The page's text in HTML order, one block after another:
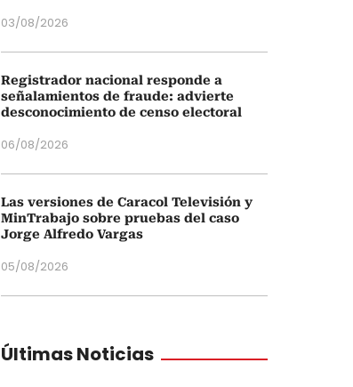
03/08/2026
Registrador nacional responde a
señalamientos de fraude: advierte
desconocimiento de censo electoral
06/08/2026
Las versiones de Caracol Televisión y
MinTrabajo sobre pruebas del caso
Jorge Alfredo Vargas
05/08/2026
Últimas Noticias